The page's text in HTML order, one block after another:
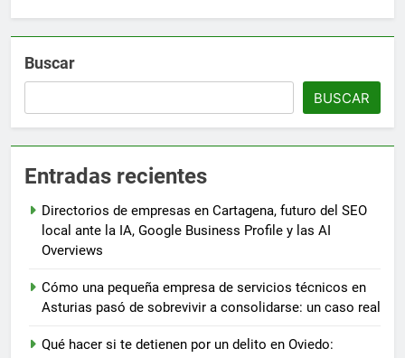
Buscar
BUSCAR
Entradas recientes
Directorios de empresas en Cartagena, futuro del SEO
local ante la IA, Google Business Profile y las AI
Overviews
Cómo una pequeña empresa de servicios técnicos en
Asturias pasó de sobrevivir a consolidarse: un caso real
Qué hacer si te detienen por un delito en Oviedo: